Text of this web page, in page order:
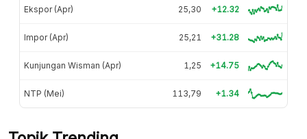
Ekspor (Apr) 25,30 +12.32
Impor (Apr) 25,21 +31.28
Kunjungan Wisman (Apr) 1,25 +14.75
NTP (Mei) 113,79 +1.34